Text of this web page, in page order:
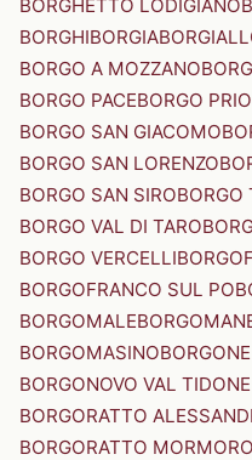
BORGHETTO LODIGIANO
BORGHIBORGIA
BORGO A MOZZANO
BORGO PACEBORGO
BORGO SAN GIACOMO
BORGO SAN LORENZO
BORGO SAN SIROBORGO
BORGO VAL DI TARO
BORGO VERCELLI
BORGOFRANCO SUL PO
BORGOMALE
BORGOMASINO
BORGONOVO VAL TIDONE
BORGORATTO
BORGORATTO